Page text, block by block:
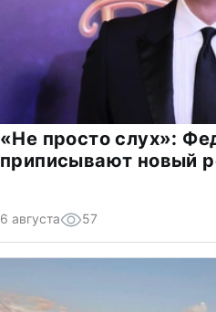
«Не просто слух»:
приписывают новый
6 августа 57